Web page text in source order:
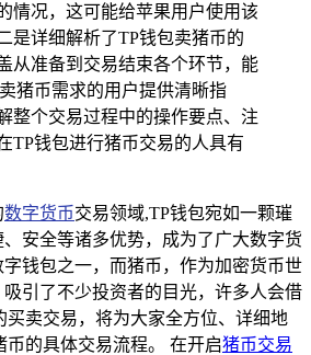
情况，这可能给苹果用户使用该
是详细解析了TP钱包卖猪币的
从准备到交易结束各个环节，能
猪币需求的用户提供清晰指
整个交易过程中的操作要点、注
TP钱包进行猪币交易的人具有
数字货币交易领域,TP钱包宛如一颗璀
安全等诸多优势，成为了广大数字货
钱包之一，而猪币，作为加密货币世
引了不少投资者的目光，许多人会借
买卖交易，将为大家全方位、详细地
币的具体交易流程。 在开启猪币交易